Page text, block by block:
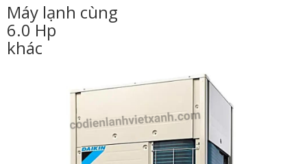
Máy lạnh cùng
6.0 Hp
khác